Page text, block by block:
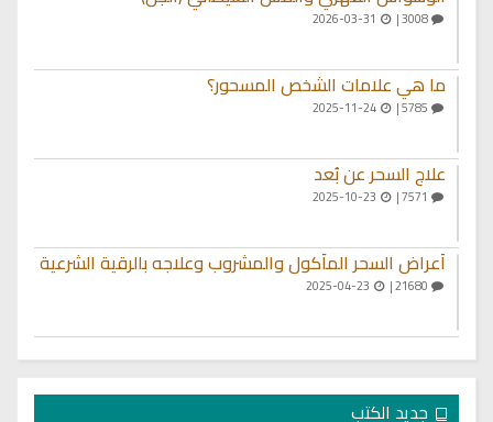
3008 |
ما هي علامات الشخص المسحور؟
2025-11-24
علاج السحر عن بُعد
أعراض السحر المأكول والمشروب وعلاجه بالرقية الشرعية
جديد الكتب